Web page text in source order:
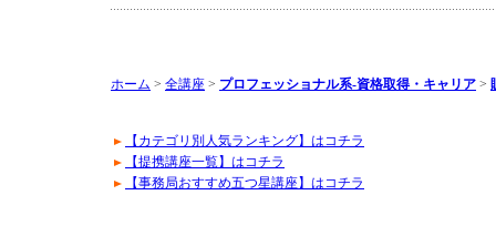
ホーム > 全講座 > プロフェッショナル系-資格取得・キャリア >
【カテゴリ別人気ランキング】はコチラ
【提携講座一覧】はコチラ
【事務局おすすめ五つ星講座】はコチラ